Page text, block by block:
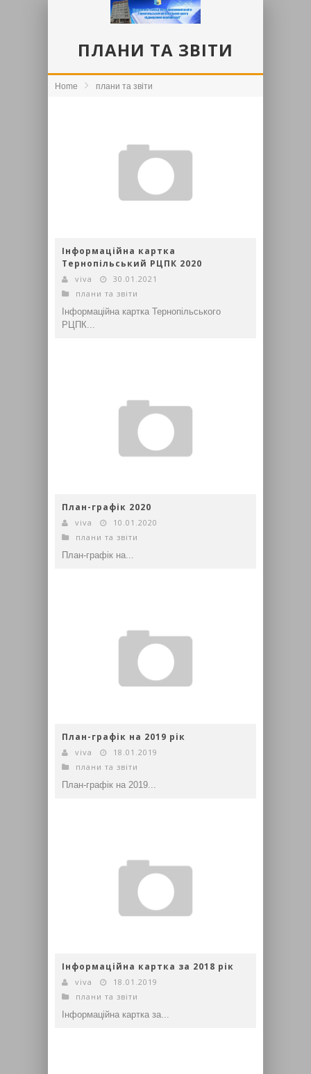
ПЛАНИ ТА ЗВІТИ
Home плани та звіти
Інформаційна картка
Тернопільський РЦПК 2020
viva
30.01.2021
плани та звіти
Інформаційна картка Тернопільського
РЦПК...
План-графік 2020
viva
10.01.2020
плани та звіти
План-графік на...
План-графік на 2019 рік
viva
18.01.2019
плани та звіти
План-графік на 2019...
Інформаційна картка за 2018 рік
viva
18.01.2019
плани та звіти
Інформаційна картка за...